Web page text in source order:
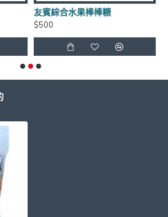
有無庫存 LINE
重4.5公斤(長+寬+高<105cm)
友賓綜合水果棒棒糖
$500